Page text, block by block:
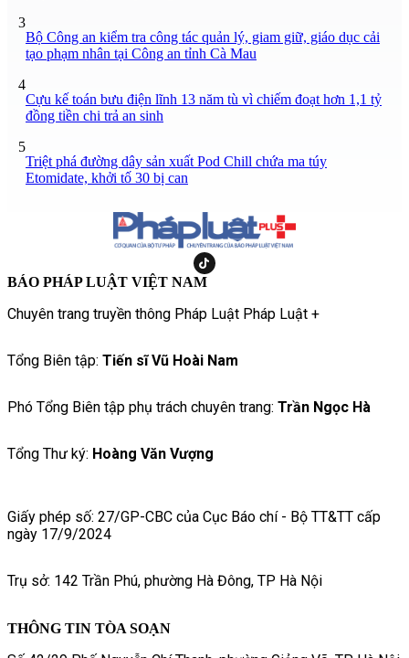
3
Bộ Công an kiểm tra công tác quản lý, giam giữ, giáo dục cải
tạo phạm nhân tại Công an tỉnh Cà Mau
4
Cựu kế toán bưu điện lĩnh 13 năm tù vì chiếm đoạt hơn 1,1 tỷ
đồng tiền chi trả an sinh
5
Triệt phá đường dây sản xuất Pod Chill chứa ma túy
Etomidate, khởi tố 30 bị can
BÁO PHÁP LUẬT VIỆT NAM
Chuyên trang truyền thông Pháp Luật Pháp Luật +
Tổng Biên tập: Tiến sĩ Vũ Hoài Nam
Phó Tổng Biên tập phụ trách chuyên trang: Trần Ngọc Hà
Tổng Thư ký: Hoàng Văn Vượng
Giấy phép số: 27/GP-CBC của Cục Báo chí - Bộ TT&TT cấp
ngày 17/9/2024
Trụ sở: 142 Trần Phú, phường Hà Đông, TP Hà Nội
THÔNG TIN TÒA SOẠN